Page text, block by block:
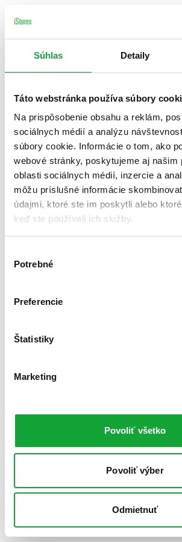
Súhlas Detaily
Táto webstránka používa súbory
Na prispôsobenie obsahu a reklám,
sociálnych médií a analýzu
súbory cookie. Informácie o tom, ako
webové stránky, poskytujeme aj našim
oblasti sociálnych médií, inzercie a
môžu príslušné informácie
údajmi, ktoré ste im poskytli alebo
keď ste používali ich služby.
súhlasu
Potrebné
Preferencie
Štatistiky
Marketing
Povoliť všetko
Povoliť výber
Odmietnuť